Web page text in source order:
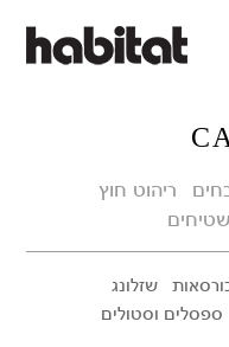
י לתוכן מרכזי
ריהוט חוץ
שטיחים
שזלונג
ספסלים וסטולים